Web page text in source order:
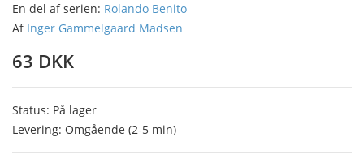
En del af serien: Rolando Benito
Af Inger Gammelgaard Madsen
63 DKK
Status: På lager
Levering: Omgående (2-5 min)